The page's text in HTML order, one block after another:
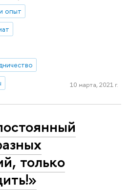
опыт
10 марта, 2021 г.
только